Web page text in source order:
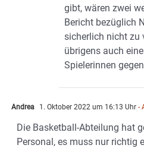
gibt, wären zwei
Bericht bezüglich
sicherlich nicht zu
übrigens auch
Spielerinnen
Andrea 1. Oktober 2022 um 16:13 Uhr -
Die Basketball-Abteilung hat
Personal, es muss nur richtig